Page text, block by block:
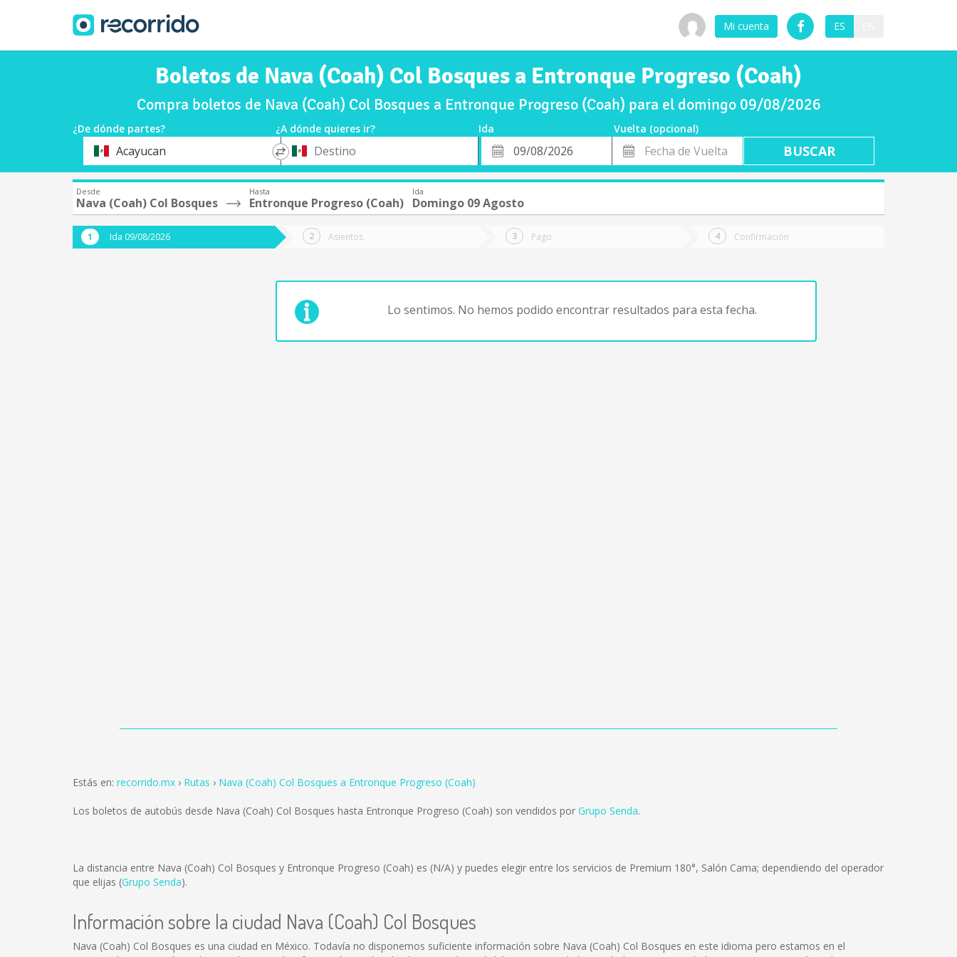
Mi cuenta ES
Boletos de Nava (Coah) Col Bosques a Entronque Progreso (Coah)
Compra boletos de Nava (Coah) Col Bosques a Entronque Progreso (Coah) para el domingo 09/08/2026
¿De dónde partes? ¿A dónde quieres ir? Ida
Vuelta (opcional)
OrigenAcayucan
*
Destino
Fecha
de
Fecha
de
Vuelta
Desde
Nava (Coah) Col Bosques
Hasta
Entronque Progreso (Coah)
Ida
Domingo 09 Agosto
Ida 09/08/2026 Asientos Pago Confirmación
Lo sentimos. No hemos podido encontrar resultados para esta fecha.
Estás en: recorrido.mx Rutas Nava (Coah) Col Bosques a Entronque Progreso (Coah)
Los boletos de autobús desde Nava (Coah) Col Bosques hasta Entronque Progreso (Coah) son vendidos por Grupo Senda.
La distancia entre Nava (Coah) Col Bosques y Entronque Progreso (Coah) es (N/A) y puedes elegir entre los servicios de Premium 180°, Salón Cama; dependiendo del operador
que elijas (Grupo Senda).
Información sobre la ciudad Nava (Coah) Col Bosques
Nava (Coah) Col Bosques es una ciudad en México. Todavía no disponemos suficiente información sobre Nava (Coah) Col Bosques en este idioma pero estamos en el